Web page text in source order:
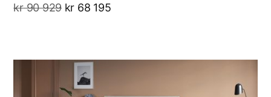
kr90 929 kr 68 195